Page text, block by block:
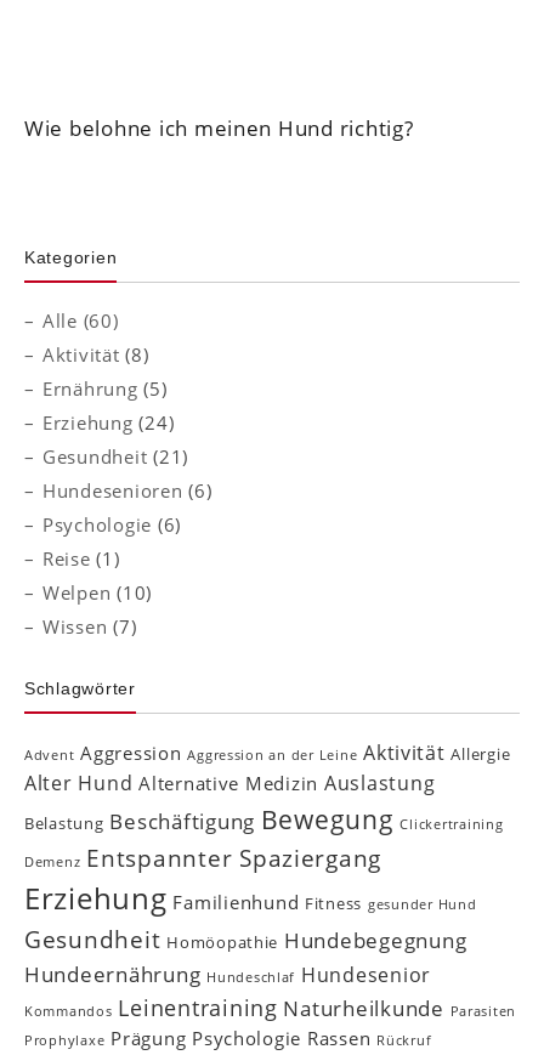
Wie belohne ich meinen Hund richtig?
Kategorien
Alle (60)
Aktivität (8)
Ernährung (5)
Erziehung (24)
Gesundheit (21)
Hundesenioren (6)
Psychologie (6)
Reise (1)
Welpen (10)
Wissen (7)
Schlagwörter
Advent Aggression Aggression an der Leine Aktivität Allergie
Alter Hund Alternative Medizin Auslastung
Belastung Beschäftigung Bewegung Clickertraining
Demenz Entspannter Spaziergang
Erziehung Familienhund Fitness gesunder Hund
Gesundheit Homöopathie Hundebegegnung
Hundeernährung Hundeschlaf Hundesenior
Kommandos Leinentraining Naturheilkunde Parasiten
Prophylaxe Prägung Psychologie Rassen Rückruf